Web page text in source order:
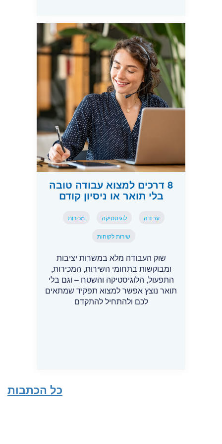
8 דרכים למצוא עבודה טובה
בלי תואר או ניסיון קודם
עבודה לוגיסטיקה מכירות
שירות לקוחות
שוק העבודה מלא במשרות יציבות
ומבוקשות בתחומי השירות, המכירות,
התפעול, הלוגיסטיקה והשטח – וגם בלי
תואר נוצץ אפשר למצוא תפקיד שמתאים
לכם ולהתחיל להתקדם
כל הכתבות